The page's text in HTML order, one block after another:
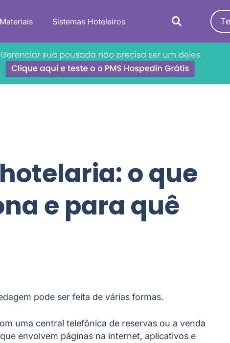
Materiais Sistemas Hoteleiros
o que
e para quê
pode ser feita de várias formas.
uma central telefônica de reservas ou a venda
envolvem páginas na internet, aplicativos e